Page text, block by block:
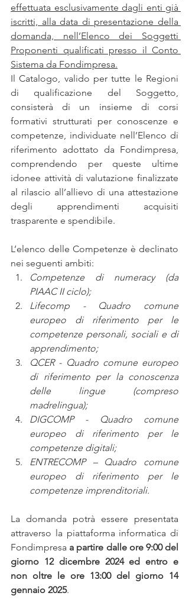
effettuata esclusivamente dagli enti già
iscritti, alla data di presentazione della
domanda, nell’Elenco dei Soggetti
Proponenti qualificati presso il Conto
Sistema da Fondimpresa.
Il Catalogo, valido per tutte le Regioni
di qualificazione del Soggetto,
consisterà di un insieme di corsi
formativi strutturati per conoscenze e
competenze, individuate nell’Elenco di
riferimento adottato da Fondimpresa,
comprendendo per queste ultime
idonee attività di valutazione finalizzate
al rilascio all’allievo di una attestazione
degli apprendimenti acquisiti
trasparente e spendibile.
L’elenco delle Competenze è declinato
nei seguenti ambiti:
Competenze di numeracy (da
PIAAC II ciclo);
Lifecomp - Quadro comune
europeo di riferimento per le
competenze personali, sociali e di
apprendimento;
QCER - Quadro comune europeo
di riferimento per la conoscenza
delle lingue (compreso
madrelingua);
DIGCOMP - Quadro comune
europeo di riferimento per le
competenze digitali;
ENTRECOMP – Quadro comune
europeo di riferimento per le
competenze imprenditoriali.
La domanda potrà essere presentata
attraverso la piattaforma informatica di
Fondimpresa a partire dalle ore 9:00 del
giorno 12 dicembre 2024 ed entro e
non oltre le ore 13:00 del giorno 14
gennaio 2025.